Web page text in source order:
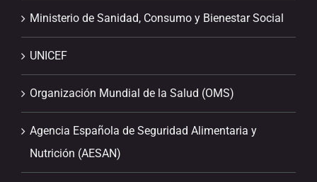
Ministerio de Sanidad, Consumo y Bienestar Social
UNICEF
Organización Mundial de la Salud (OMS)
Agencia Española de Seguridad Alimentaria y
Nutrición (AESAN)